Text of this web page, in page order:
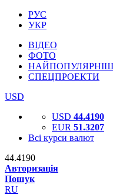
РУС
УКР
ВІДЕО
ФОТО
СПЕЦПРОЕКТИ
USD
USD 44.4190
EUR 51.3207
Всі курси валют
44.4190
Авторизація
Пошук
RU